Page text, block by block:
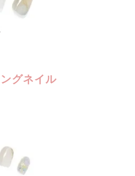
グネイル